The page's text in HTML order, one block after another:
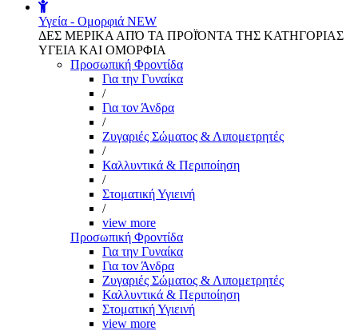
Υγεία - Ομορφιά NEW
ΔΕΣ ΜΕΡΙΚΑ ΑΠΌ ΤΑ ΠΡΟΪΌΝΤΑ ΤΗΣ ΚΑΤΗΓΟΡΙΑΣ
ΥΓΕΙΑ ΚΑΙ ΟΜΟΡΦΙΑ
Προσωπική Φροντίδα
Για την Γυναίκα
/
Για τον Άνδρα
/
Ζυγαριές Σώματος & Λιπομετρητές
/
Καλλυντικά & Περιποίηση
/
Στοματική Υγιεινή
/
view more
Προσωπική Φροντίδα
Για την Γυναίκα
Για τον Άνδρα
Ζυγαριές Σώματος & Λιπομετρητές
Καλλυντικά & Περιποίηση
Στοματική Υγιεινή
view more